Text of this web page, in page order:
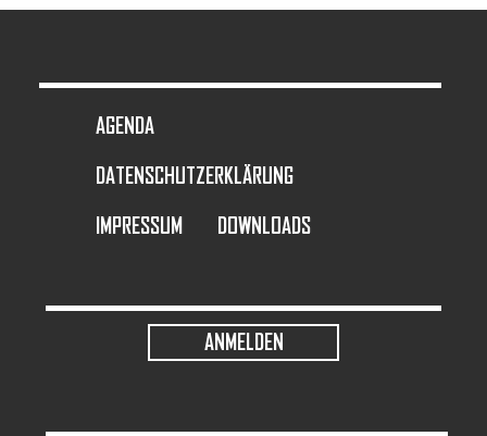
FOOTER MENU
AGENDA
DATENSCHUTZERKLÄRUNG
IMPRESSUM
DOWNLOADS
USER ACCOUNT MENU
ANMELDEN